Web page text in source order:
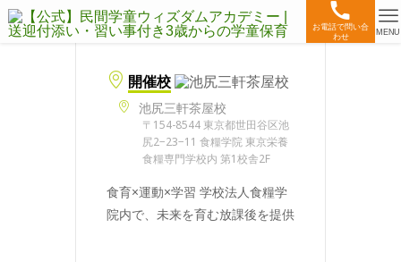
お電話で問い合
わせ
MENU
開催校
池尻三軒茶屋校
〒154-8544 東京都世田谷区池
尻2−23−11 食糧学院 東京栄養
食糧専門学校内 第1校舎2F
食育×運動×学習 学校法人食糧学
院内で、未来を育む放課後を提供